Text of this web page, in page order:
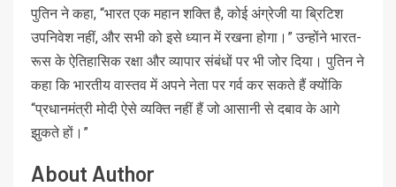
पुतिन ने कहा, “भारत एक महान शक्ति है, कोई अंग्रेजी या ब्रिटिश
उपनिवेश नहीं, और सभी को इसे ध्यान में रखना होगा।” उन्होंने भारत-
रूस के ऐतिहासिक रक्षा और व्यापार संबंधों पर भी जोर दिया। पुतिन ने
कहा कि भारतीय वास्तव में अपने नेता पर गर्व कर सकते हैं क्योंकि
“प्रधानमंत्री मोदी ऐसे व्यक्ति नहीं हैं जो आसानी से दबाव के आगे
झुकते हों।”
About Author